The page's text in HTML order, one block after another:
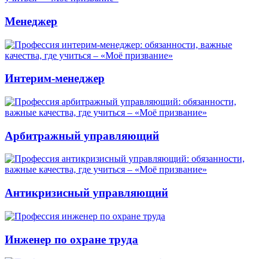
Менеджер
Интерим-менеджер
Арбитражный управляющий
Антикризисный управляющий
Инженер по охране труда